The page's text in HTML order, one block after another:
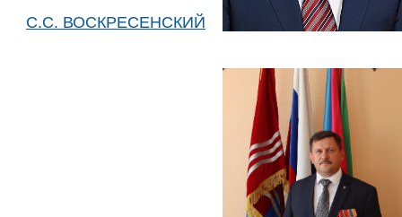
С.С. ВОСКРЕСЕНСКИЙ